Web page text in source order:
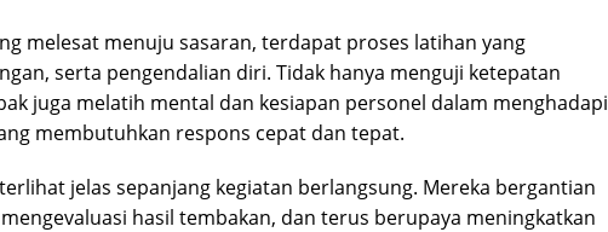
melesat menuju sasaran, terdapat proses latihan yang
serta pengendalian diri. Tidak hanya menguji ketepatan
juga melatih mental dan kesiapan personel dalam menghadapi
membutuhkan respons cepat dan tepat.
jelas sepanjang kegiatan berlangsung. Mereka bergantian
hasil tembakan, dan terus berupaya meningkatkan